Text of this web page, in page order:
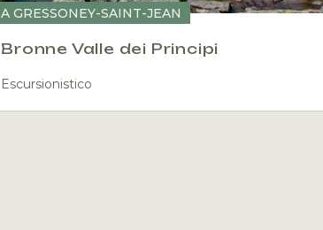
A GRESSONEY-SAINT-JEAN
Bronne Valle dei Principi
Escursionistico